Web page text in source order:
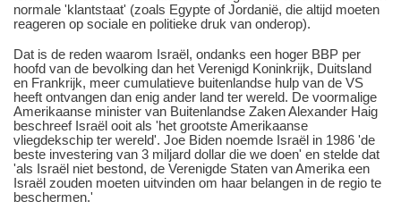
normale 'klantstaat' (zoals Egypte of Jordanië, die altijd moeten
reageren op sociale en politieke druk van onderop).
Dat is de reden waarom Israël, ondanks een hoger BBP per
hoofd van de bevolking dan het Verenigd Koninkrijk, Duitsland
en Frankrijk, meer cumulatieve buitenlandse hulp van de VS
heeft ontvangen dan enig ander land ter wereld. De voormalige
Amerikaanse minister van Buitenlandse Zaken Alexander Haig
beschreef Israël ooit als 'het grootste Amerikaanse
vliegdekschip ter wereld'. Joe Biden noemde Israël in 1986 'de
beste investering van 3 miljard dollar die we doen' en stelde dat
'als Israël niet bestond, de Verenigde Staten van Amerika een
Israël zouden moeten uitvinden om haar belangen in de regio te
beschermen.'